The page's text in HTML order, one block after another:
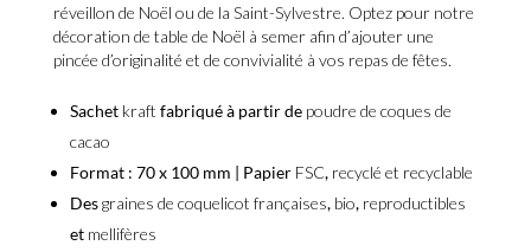
réveillon de Noël ou de la Saint-Sylvestre. Optez pour notre
décoration de table de Noël à semer afin d’ajouter une
pincée d’originalité et de convivialité à vos repas de fêtes.
Sachet kraft fabriqué à partir de poudre de coques de
cacao
Format : 70 x 100 mm | PapierFSC,recyclé et recyclable
Desgraines de coquelicot françaises, bio, reproductibles
et mellifères